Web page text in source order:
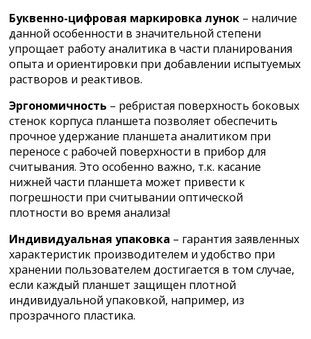
Буквенно-цифровая маркировка лунок – наличие
данной особенности в значительной степени
упрощает работу аналитика в части планирования
опыта и ориентировки при добавлении испытуемых
растворов и реактивов.
Эргономичность – ребристая поверхность боковых
стенок корпуса планшета позволяет обеспечить
прочное удержание планшета аналитиком при
переносе с рабочей поверхности в прибор для
считывания. Это особенно важно, т.к. касание
нижней части планшета может привести к
погрешности при считывании оптической
плотности во время анализа!
Индивидуальная упаковка – гарантия заявленных
характеристик производителем и удобство при
хранении пользователем достигается в том случае,
если каждый планшет защищен плотной
индивидуальной упаковкой, например, из
прозрачного пластика.